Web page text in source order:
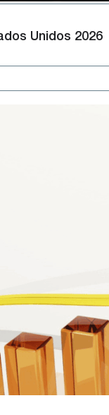
Unidos 2026